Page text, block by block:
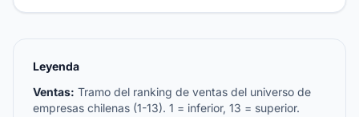
Leyenda
Ventas: Tramo del ranking de ventas del universo de
empresas chilenas (1-13). 1 = inferior, 13 = superior.